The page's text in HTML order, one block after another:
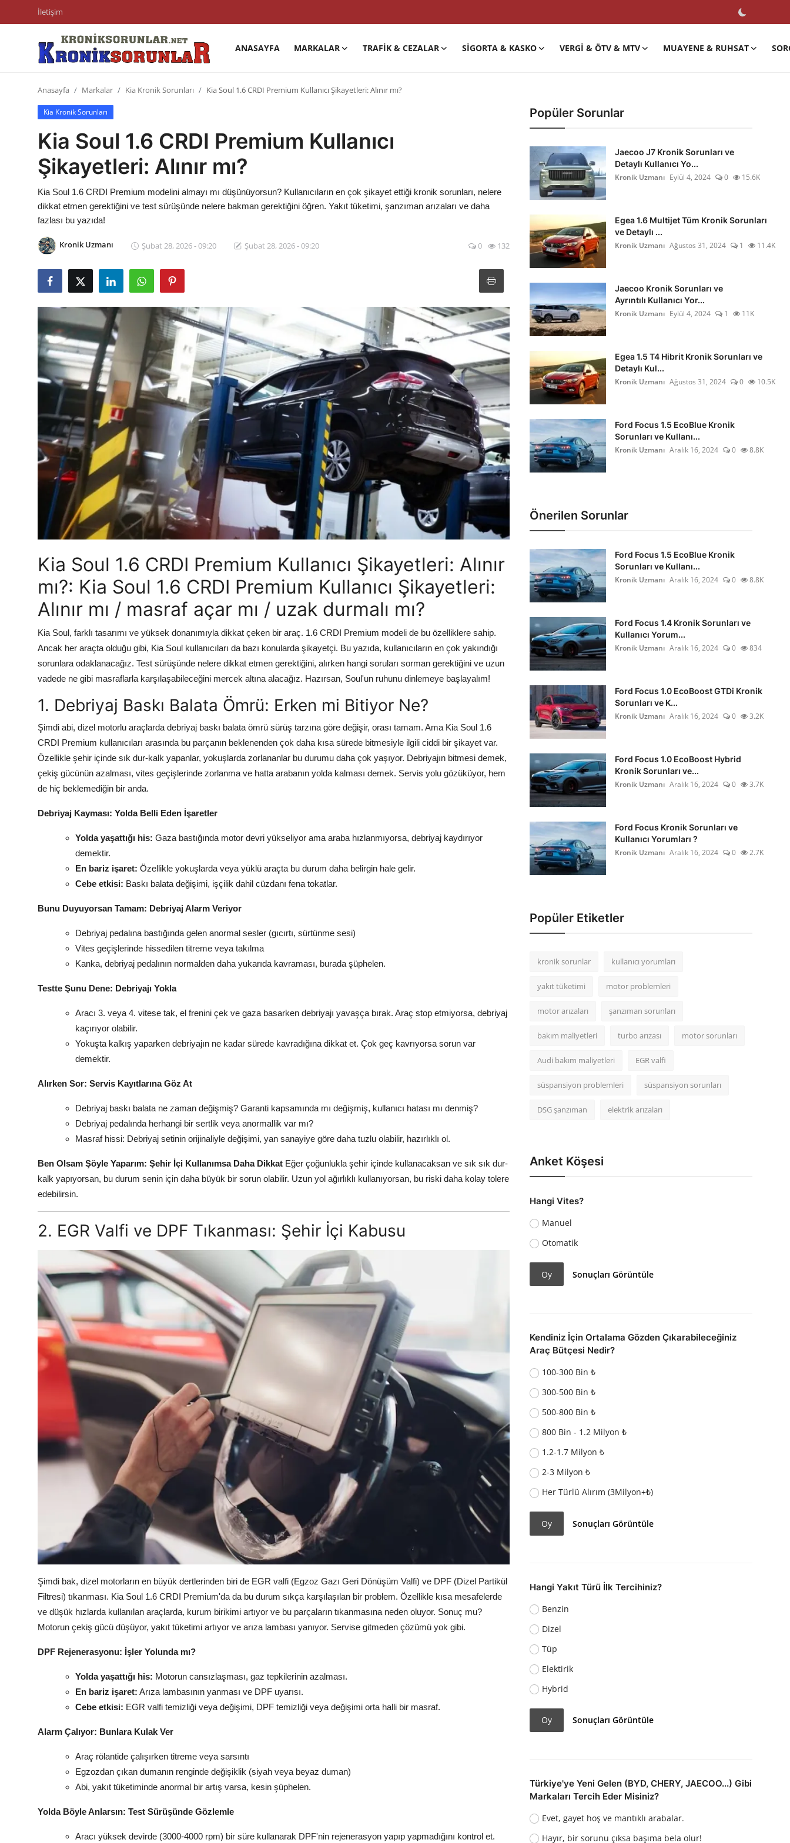
İletişim
ANASAYFA MARKALAR TRAFIK & CEZALAR SIGORTA & KASKO VERGI & ÖTV & MTV MUAYENE & RUHSAT
Trafik & Cezalar
Sigorta & Kasko
Vergi & ÖTV & MTV
Sorgulamalar
İkinci El & Alım-Satım
Bakım & Arıza Çözümleri
Elektrikli & Hibrit
Kiralama & Filo
Sürüş & Güvenlik
Lastik & Jant
Yağlar & Sıvılar
LPG & Yakıt
Elektrik & Akü
Klima & Konfor
Aydınlatma & Görüş
Şanzıman & Aktarma
Dizel Sistemler
Multimedya & Elektronik
Anasayfa Markalar Kia Kronik Sorunları Kia Soul 1.6 CRDI Premium Kullanıcı Şikayetleri: Alınır mı?
Kia Kronik Sorunları
Kia Soul 1.6 CRDI Premium Kullanıcı
Şikayetleri: Alınır mı?
Kia Soul 1.6 CRDI Premium modelini almayı mı düşünüyorsun? Kullanıcıların en çok şikayet ettiği kronik sorunları, nelere
dikkat etmen gerektiğini ve test sürüşünde nelere bakman gerektiğini öğren. Yakıt tüketimi, şanzıman arızaları ve daha
fazlası bu yazıda!
Kronik Uzmanı Şubat 28, 2026 - 09:20 Şubat 28, 2026 - 09:20 0 132
Kia Soul 1.6 CRDI Premium Kullanıcı Şikayetleri: Alınır
mı?: Kia Soul 1.6 CRDI Premium Kullanıcı Şikayetleri:
Alınır mı / masraf açar mı / uzak durmalı mı?
Kia Soul, farklı tasarımı ve yüksek donanımıyla dikkat çeken bir araç. 1.6 CRDI Premium modeli de bu özelliklere sahip.
Ancak her araçta olduğu gibi, Kia Soul kullanıcıları da bazı konularda şikayetçi. Bu yazıda, kullanıcıların en çok yakındığı
sorunlara odaklanacağız. Test sürüşünde nelere dikkat etmen gerektiğini, alırken hangi soruları sorman gerektiğini ve uzun
vadede ne gibi masraflarla karşılaşabileceğini mercek altına alacağız. Hazırsan, Soul'un ruhunu dinlemeye başlayalım!
1. Debriyaj Baskı Balata Ömrü: Erken mi Bitiyor Ne?
Şimdi abi, dizel motorlu araçlarda debriyaj baskı balata ömrü sürüş tarzına göre değişir, orası tamam. Ama Kia Soul 1.6
CRDI Premium kullanıcıları arasında bu parçanın beklenenden çok daha kısa sürede bitmesiyle ilgili ciddi bir şikayet var.
Özellikle şehir içinde sık dur-kalk yapanlar, yokuşlarda zorlananlar bu durumu daha çok yaşıyor. Debriyajın bitmesi demek,
çekiş gücünün azalması, vites geçişlerinde zorlanma ve hatta arabanın yolda kalması demek. Servis yolu gözüküyor, hem
de hiç beklemediğin bir anda.
Debriyaj Kayması: Yolda Belli Eden İşaretler
Yolda yaşattığı his: Gaza bastığında motor devri yükseliyor ama araba hızlanmıyorsa, debriyaj kaydırıyor
demektir.
En bariz işaret: Özellikle yokuşlarda veya yüklü araçta bu durum daha belirgin hale gelir.
Cebe etkisi: Baskı balata değişimi, işçilik dahil cüzdanı fena tokatlar.
Bunu Duyuyorsan Tamam: Debriyaj Alarm Veriyor
Debriyaj pedalına bastığında gelen anormal sesler (gıcırtı, sürtünme sesi)
Vites geçişlerinde hissedilen titreme veya takılma
Kanka, debriyaj pedalının normalden daha yukarıda kavraması, burada şüphelen.
Testte Şunu Dene: Debriyajı Yokla
Aracı 3. veya 4. vitese tak, el frenini çek ve gaza basarken debriyajı yavaşça bırak. Araç stop etmiyorsa, debriyaj
kaçırıyor olabilir.
Yokuşta kalkış yaparken debriyajın ne kadar sürede kavradığına dikkat et. Çok geç kavrıyorsa sorun var
demektir.
Alırken Sor: Servis Kayıtlarına Göz At
Debriyaj baskı balata ne zaman değişmiş? Garanti kapsamında mı değişmiş, kullanıcı hatası mı denmiş?
Debriyaj pedalında herhangi bir sertlik veya anormallik var mı?
Masraf hissi: Debriyaj setinin orijinaliyle değişimi, yan sanayiye göre daha tuzlu olabilir, hazırlıklı ol.
Ben Olsam Şöyle Yaparım: Şehir İçi Kullanımsa Daha Dikkat Eğer çoğunlukla şehir içinde kullanacaksan ve sık sık dur-
kalk yapıyorsan, bu durum senin için daha büyük bir sorun olabilir. Uzun yol ağırlıklı kullanıyorsan, bu riski daha kolay tolere
edebilirsin.
2. EGR Valfi ve DPF Tıkanması: Şehir İçi Kabusu
Şimdi bak, dizel motorların en büyük dertlerinden biri de EGR valfi (Egzoz Gazı Geri Dönüşüm Valfi) ve DPF (Dizel Partikül
Filtresi) tıkanması. Kia Soul 1.6 CRDI Premium'da da bu durum sıkça karşılaşılan bir problem. Özellikle kısa mesafelerde
ve düşük hızlarda kullanılan araçlarda, kurum birikimi artıyor ve bu parçaların tıkanmasına neden oluyor. Sonuç mu?
Motorun çekiş gücü düşüyor, yakıt tüketimi artıyor ve arıza lambası yanıyor. Servise gitmeden çözümü yok gibi.
DPF Rejenerasyonu: İşler Yolunda mı?
Yolda yaşattığı his: Motorun cansızlaşması, gaz tepkilerinin azalması.
En bariz işaret: Arıza lambasının yanması ve DPF uyarısı.
Cebe etkisi: EGR valfi temizliği veya değişimi, DPF temizliği veya değişimi orta halli bir masraf.
Alarm Çalıyor: Bunlara Kulak Ver
Araç rölantide çalışırken titreme veya sarsıntı
Egzozdan çıkan dumanın renginde değişiklik (siyah veya beyaz duman)
Abi, yakıt tüketiminde anormal bir artış varsa, kesin şüphelen.
Yolda Böyle Anlarsın: Test Sürüşünde Gözlemle
Aracı yüksek devirde (3000-4000 rpm) bir süre kullanarak DPF'nin rejenerasyon yapıp yapmadığını kontrol et.
Popüler Sorunlar
Jaecoo J7 Kronik Sorunları ve
Detaylı Kullanıcı Yo...
Kronik Uzmanı Eylül 4, 2024 0 15.6K
Egea 1.6 Multijet Tüm Kronik Sorunları
ve Detaylı ...
Kronik Uzmanı Ağustos 31, 2024 1 11.4K
Jaecoo Kronik Sorunları ve
Ayrıntılı Kullanıcı Yor...
Kronik Uzmanı Eylül 4, 2024 1 11K
Egea 1.5 T4 Hibrit Kronik Sorunları ve
Detaylı Kul...
Kronik Uzmanı Ağustos 31, 2024 0 10.5K
Ford Focus 1.5 EcoBlue Kronik
Sorunları ve Kullanı...
Kronik Uzmanı Aralık 16, 2024 0 8.8K
Önerilen Sorunlar
Ford Focus 1.5 EcoBlue Kronik
Sorunları ve Kullanı...
Kronik Uzmanı Aralık 16, 2024 0 8.8K
Ford Focus 1.4 Kronik Sorunları ve
Kullanıcı Yorum...
Kronik Uzmanı Aralık 16, 2024 0 834
Ford Focus 1.0 EcoBoost GTDi Kronik
Sorunları ve K...
Kronik Uzmanı Aralık 16, 2024 0 3.2K
Ford Focus 1.0 EcoBoost Hybrid
Kronik Sorunları ve...
Kronik Uzmanı Aralık 16, 2024 0 3.7K
Ford Focus Kronik Sorunları ve
Kullanıcı Yorumları ?
Kronik Uzmanı Aralık 16, 2024 0 2.7K
Popüler Etiketler
kronik sorunlar kullanıcı yorumları
yakıt tüketimi motor problemleri
motor arızaları şanzıman sorunları
bakım maliyetleri turbo arızası motor sorunları
Audi bakım maliyetleri EGR valfi
süspansiyon problemleri süspansiyon sorunları
DSG şanzıman elektrik arızaları
Anket Köşesi
Hangi Vites?
Manuel
Otomatik
Oy Sonuçları Görüntüle
Kendiniz İçin Ortalama Gözden Çıkarabileceğiniz
Araç Bütçesi Nedir?
100-300 Bin ₺
300-500 Bin ₺
500-800 Bin ₺
800 Bin - 1.2 Milyon ₺
1.2-1.7 Milyon ₺
2-3 Milyon ₺
Her Türlü Alırım (3Milyon+₺)
Oy Sonuçları Görüntüle
Hangi Yakıt Türü İlk Tercihiniz?
Benzin
Dizel
Tüp
Elektirik
Hybrid
Oy Sonuçları Görüntüle
Türkiye'ye Yeni Gelen (BYD, CHERY, JAECOO...) Gibi
Markaları Tercih Eder Misiniz?
Evet, gayet hoş ve mantıklı arabalar.
Hayır, bir sorunu çıksa başıma bela olur!